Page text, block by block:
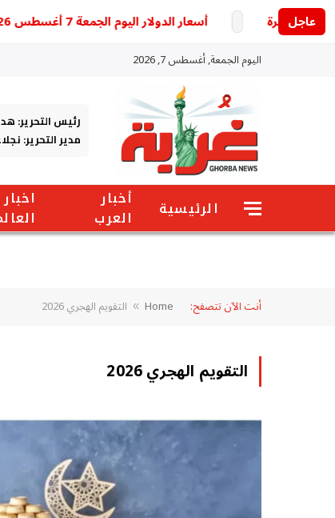
عاجل أسعار الدولار اليوم الجمعة 7 أغسطس 2026 بين البنوك والسوق الموازية
اليوم الجمعة, أغسطس 7, 2026
رئيس التحرير:
مدير التحرير:
الرئيسية
أخبار
العرب
اخبار
أنت الآن تتصفح: Home
» التقويم الهجري 2026
التقويم الهجري 2026